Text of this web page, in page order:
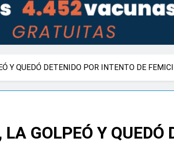
Y QUEDÓ DETENIDO POR INTENTO DE
GOLPEÓ Y QUEDÓ